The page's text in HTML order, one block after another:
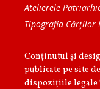
Atelierele
Tipografia Cărţilor
Conținutul și
publicate pe site
dispoziţiile legale